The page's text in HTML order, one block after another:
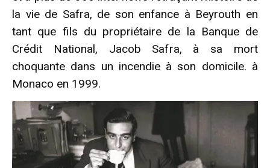
la vie de Safra, de son enfance à Beyrouth en
tant que fils du propriétaire de la Banque de
Crédit National, Jacob Safra, à sa mort
choquante dans un incendie à son domicile. à
Monaco en 1999.